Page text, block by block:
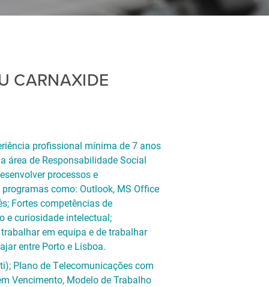
CARNAXIDE
profissional mínima de 7 anos
área de Responsabilidade Social
processos e
como: Outlook, MS Office
Fortes competências de
e curiosidade intelectual;
em equipa e de trabalhar
entre Porto e Lisboa.
Plano de Telecomunicações com
Vencimento, Modelo de Trabalho